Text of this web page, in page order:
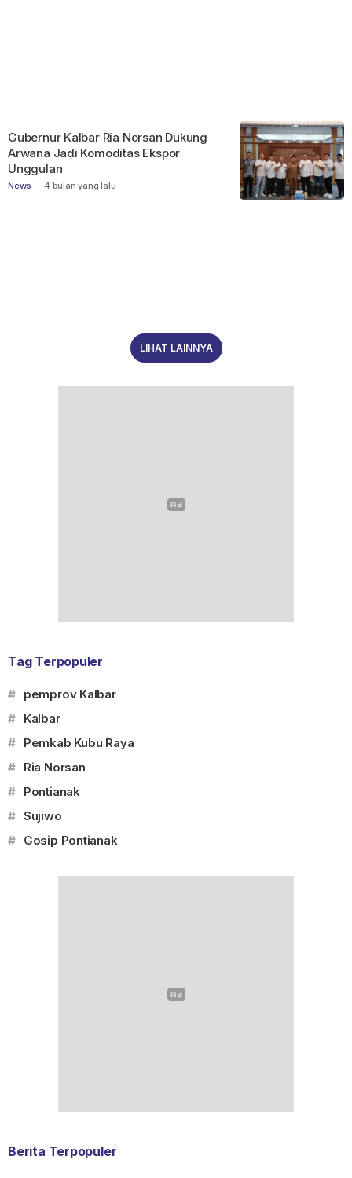
News - 4 bulan yang lalu
Gubernur Kalbar Ria Norsan Dukung
Arwana Jadi Komoditas Ekspor
Unggulan
LIHAT LAINNYA
Tag Terpopuler
# pemprov Kalbar
# Kalbar
# Pemkab Kubu Raya
# Ria Norsan
# Pontianak
# Sujiwo
# Gosip Pontianak
Berita Terpopuler